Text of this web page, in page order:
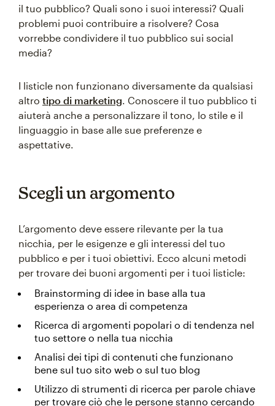
il tuo pubblico? Quali sono i suoi interessi? Quali
problemi puoi contribuire a risolvere? Cosa
vorrebbe condividere il tuo pubblico sui social
media?
I listicle non funzionano diversamente da qualsiasi
altro tipo di marketing. Conoscere il tuo pubblico ti
aiuterà anche a personalizzare il tono, lo stile e il
linguaggio in base alle sue preferenze e
aspettative.
Scegli un argomento
L’argomento deve essere rilevante per la tua
nicchia, per le esigenze e gli interessi del tuo
pubblico e per i tuoi obiettivi. Ecco alcuni metodi
per trovare dei buoni argomenti per i tuoi listicle:
Brainstorming di idee in base alla tua
esperienza o area di competenza
Ricerca di argomenti popolari o di tendenza nel
tuo settore o nella tua nicchia
Analisi dei tipi di contenuti che funzionano
bene sul tuo sito web o sul tuo blog
Utilizzo di strumenti di ricerca per parole chiave
per trovare ciò che le persone stanno cercando